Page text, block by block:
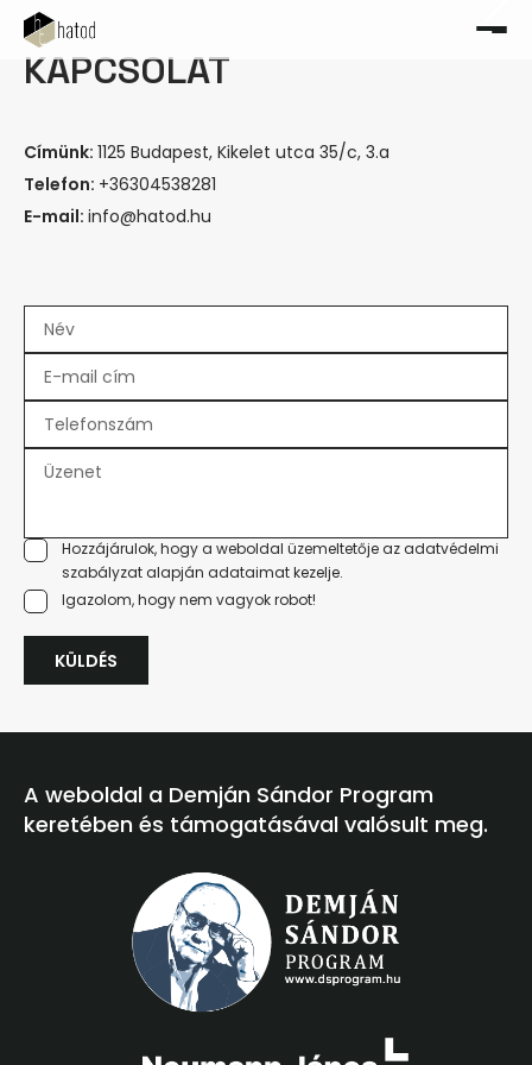
TISZTA VONALAK A BALATON
FELETT
KAPCSOLAT
Címünk: 1125 Budapest, Kikelet utca 35/c, 3.a
Telefon: +36304538281
E-mail: info@hatod.hu
Hozzájárulok, hogy a weboldal üzemeltetője azadatvédelmi
szabályzatalapján adataimat kezelje.
Igazolom, hogy nem vagyok robot!
KÜLDÉS
A weboldal a Demján Sándor Program
keretében és támogatásával valósult meg.